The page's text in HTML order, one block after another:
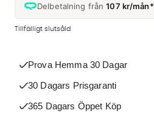
Delbetalning från107 kr/mån*
Tillfälligt slutsåld
Prova Hemma 30 Dagar
30 Dagars Prisgaranti
365 Dagars Öppet Köp